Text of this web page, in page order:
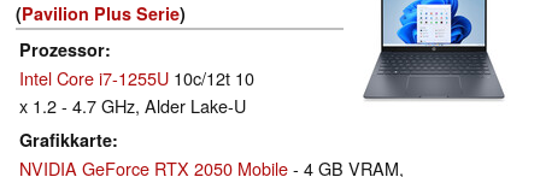
(Pavilion Plus Serie)
Prozessor
Intel Core i7-1255U 10c/12t 10
x 1.2 - 4.7 GHz, Alder Lake-U
Grafikkarte
NVIDIA GeForce RTX 2050 Mobile- 4 GB VRAM,